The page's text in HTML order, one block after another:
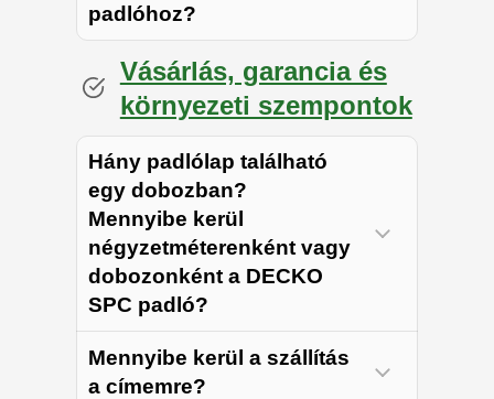
T-
összeállított DIY
eszközkészlet
Részletes utasítások…
padlóhoz?
Vásárlás, garancia és
környezeti szempontok
Hány padlólap található
egy dobozban?
Mennyibe kerül
négyzetméterenként vagy
dobozonként a DECKO
SPC padló?
Mennyibe kerül a szállítás
a címemre?